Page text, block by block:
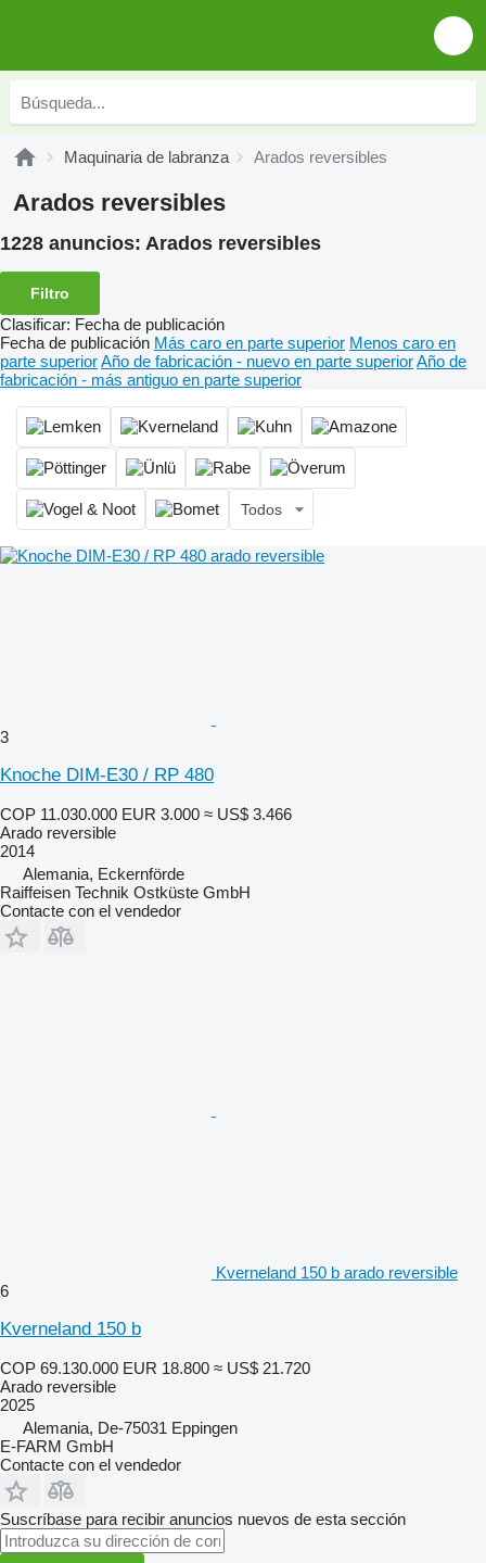
Maquinaria de labranza Arados reversibles
Arados reversibles
1228 anuncios: Arados reversibles
Filtro
Clasificar: Fecha de publicación
Fecha de publicación Más caro en parte superior Menos caro en
parte superiorAño de fabricación - nuevo en parte superiorAño de
fabricación - más antiguo en parte superior
Todos
3
Knoche DIM-E30 / RP 480
COP 11.030.000 EUR 3.000 ≈ US$ 3.466
Arado reversible
2014
Alemania, Eckernförde
Raiffeisen Technik Ostküste GmbH
Contacte con el vendedor
Kverneland 150 b arado reversible
6
Kverneland 150 b
COP 69.130.000 EUR 18.800 ≈ US$ 21.720
Arado reversible
2025
Alemania, De-75031 Eppingen
E-FARM GmbH
Contacte con el vendedor
Suscríbase para recibir anuncios nuevos de esta sección